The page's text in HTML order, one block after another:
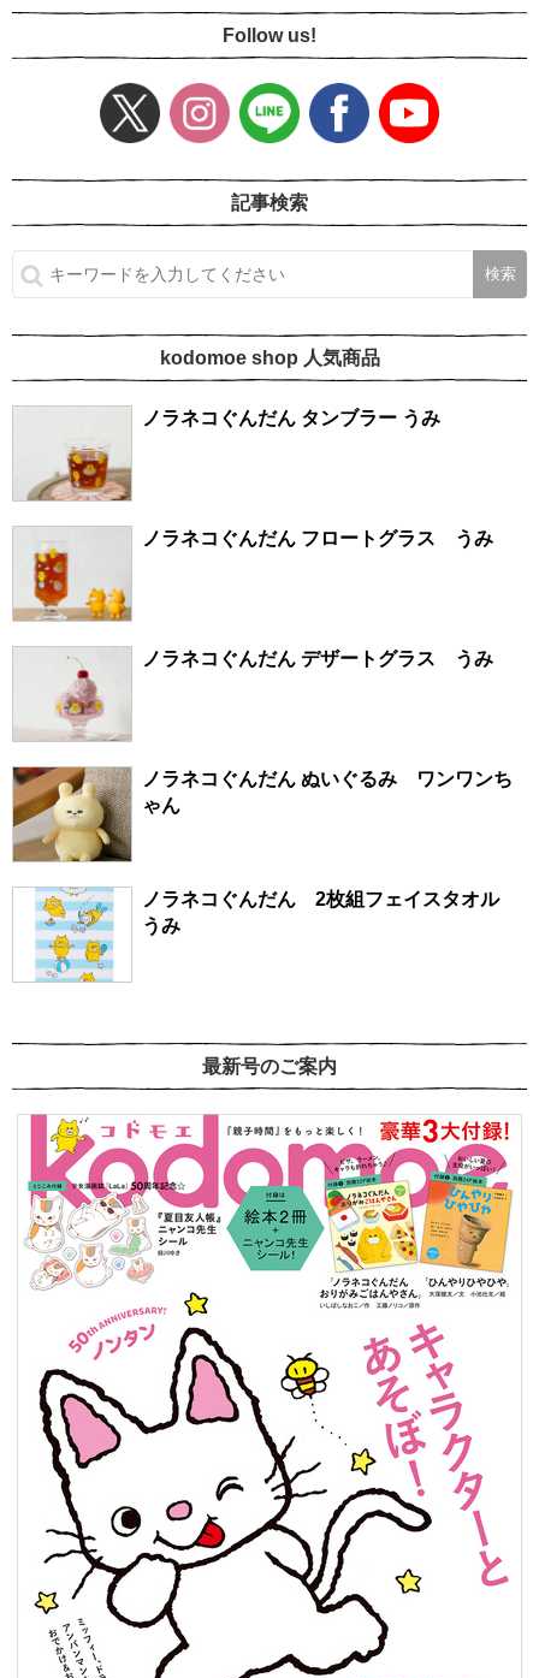
Follow us!
記事検索
kodomoe shop 人気商品
ノラネコぐんだん タンブラー うみ
ノラネコぐんだん フロートグラス うみ
ノラネコぐんだん デザートグラス うみ
ノラネコぐんだん ぬいぐるみ ワンワンち
ゃん
ノラネコぐんだん 2枚組フェイスタオル
うみ
最新号のご案内